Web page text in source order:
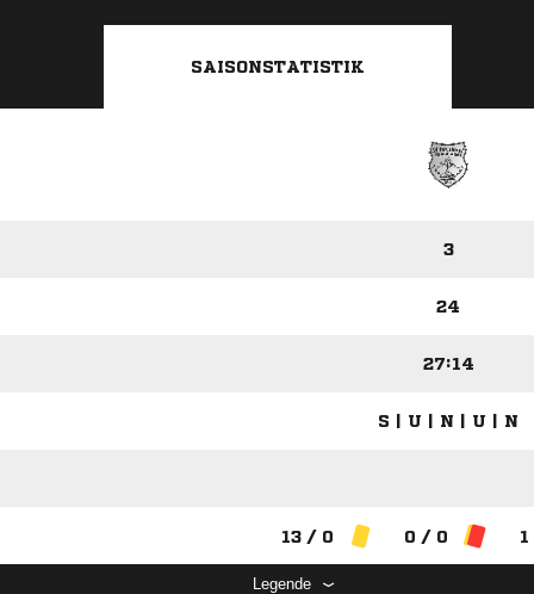
SAISONSTATISTIK
3
24
27:14
S | U | N | U | N
13 / 0 0 / 0
Legende